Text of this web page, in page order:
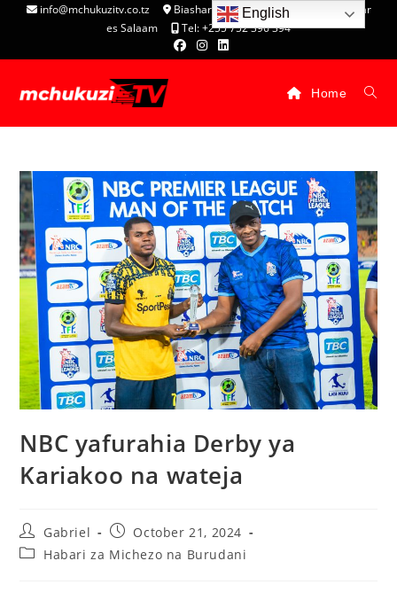
info@mchukuzitv.co.tz
Biashara Complex - P.O. Box 25074, Dar
es Salaam
Tel: +255 752 396 394
Home
NBC yafurahia Derby ya
Kariakoo na wateja
Gabriel
October 21, 2024
Habari za Michezo na Burudani
English